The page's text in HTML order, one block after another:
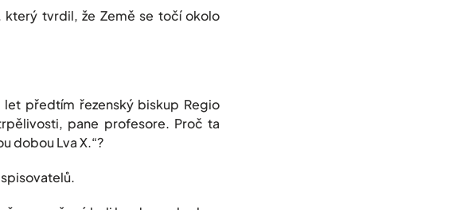
tvrdil, že Země se točí okolo
let předtím řezenský biskup Regio
pane profesore. Proč ta
dobou Lva X.“?